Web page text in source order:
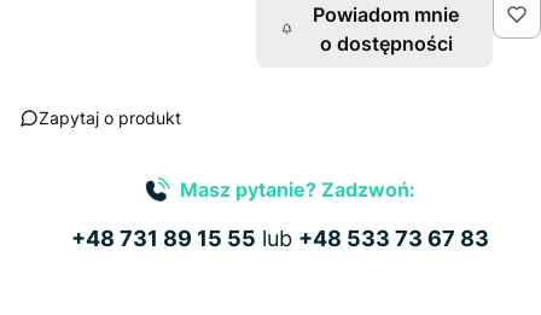
Powiadom mnie
o dostępności
Zapytaj o produkt
Masz pytanie? Zadzwoń:
+48 731 89 15 55 lub +48 533 73 67 83